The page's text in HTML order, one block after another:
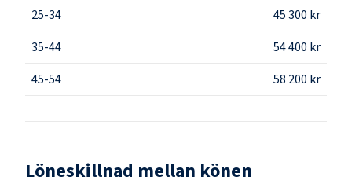
25-34
45 300 kr
35-44
54 400 kr
45-54
58 200 kr
Löneskillnad mellan könen